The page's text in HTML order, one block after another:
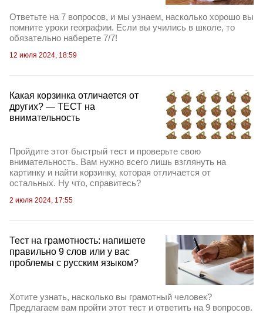
Ответьте на 7 вопросов, и мы узнаем, насколько хорошо вы
помните уроки географии. Если вы учились в школе, то
обязательно наберете 7/7!
12 июля 2024, 18:59
Какая корзинка отличается от
других? — ТЕСТ на
внимательность
Пройдите этот быстрый тест и проверьте свою
внимательность. Вам нужно всего лишь взглянуть на
картинку и найти корзинку, которая отличается от
остальных. Ну что, справитесь?
2 июля 2024, 17:55
Тест на грамотность: напишете
правильно 9 слов или у вас
проблемы с русским языком?
Хотите узнать, насколько вы грамотный человек?
Предлагаем вам пройти этот тест и ответить на 9 вопросов.